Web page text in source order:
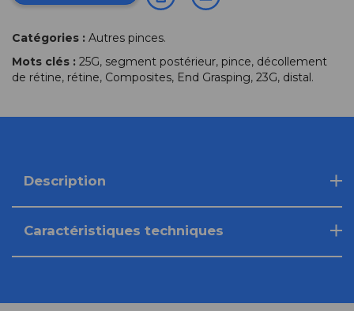
Catégories : Autres pinces.
Mots clés : 25G, segment postérieur, pince, décollement
de rétine, rétine, Composites, End Grasping, 23G, distal.
Description
Caractéristiques techniques